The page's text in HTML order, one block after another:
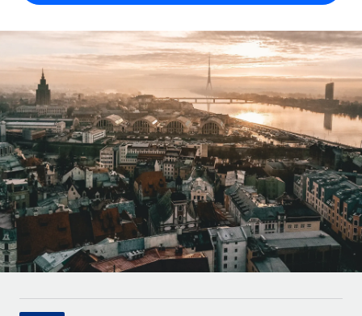
Globales Onboarding und Verwalten von
Freelancer:innen
Auslagern von komplexen HR-Aufgaben
INFRASTRUKTUR
Remote Embedded
Nahtlose Integration der HR in bestehende Abläufe
Plattform
Integrierte HR-Kernfunktionen für dein Team
WACHSTUMSPHASE
Startups
Agile HR- und Payroll-Lösungen für wachsende
Unternehmen
Mittelstand
Maßgeschneiderte HR-Lösungen, um Teams zu
vergrößern
Enterprise
Globale HR für Konzerne und Großunternehmen
Personalkostenrechner
Gesamtbeschäftigungskosten
Honorarzahlungen berechnen
Informationen zu möglichen Währungen und
Abwicklungsfristen für globale Freelancer:innen
LERNEN MIT REMOTE
Forschung und Leitfäden
Fallstudien
HR-Glossar
Nederlands
Français
Deutsch
Español
Italiano
Português (Portugal)
Anmelden